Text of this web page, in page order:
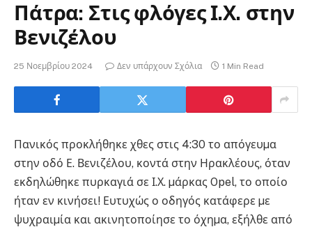
Πάτρα: Στις φλόγες Ι.Χ. στην
Βενιζέλου
25 Νοεμβρίου 2024 Δεν υπάρχουν Σχόλια 1 Min Read
Πανικός προκλήθηκε χθες στις 4:30 το απόγευµα
στην οδό Ε. Βενιζέλου, κοντά στην Ηρακλέους, όταν
εκδηλώθηκε πυρκαγιά σε Ι.Χ. µάρκας Opel, το οποίο
ήταν εν κινήσει! Ευτυχώς ο οδηγός κατάφερε µε
ψυχραιµία και ακινητοποίησε το όχηµα, εξήλθε από